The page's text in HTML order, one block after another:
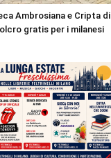
Ambrosiana e Cripta di
gratis per i milanesi